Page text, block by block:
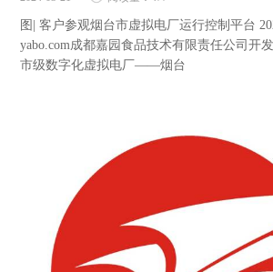
图| 客户参观烟台市虚拟电厂运行控制平台
yabo.com成都嘉园食品技术有限责任公司开
市级数字化虚拟电厂——烟台